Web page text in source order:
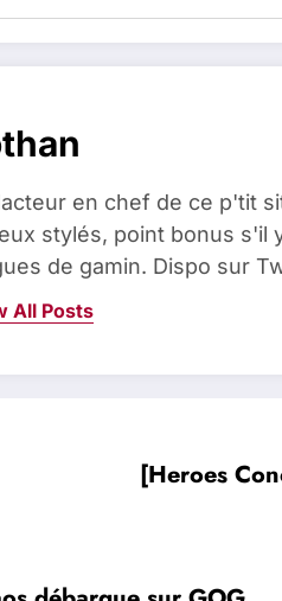
en chef de ce p'tit
stylés, point bonus s'il
de gamin. Dispo sur
All Posts
[Heroes